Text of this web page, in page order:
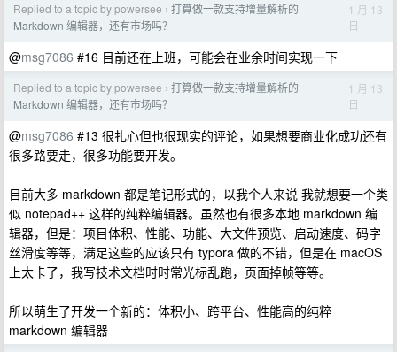
Replied to a topic by powersee › 打算做一款支持增量解析的
Markdown 编辑器，还有市场吗？
1 月 13
日
@msg7086 #16 目前还在上班，可能会在业余时间实现一下
Replied to a topic by powersee › 打算做一款支持增量解析的
Markdown 编辑器，还有市场吗？
1 月 13
日
@msg7086 #13 很扎心但也很现实的评论，如果想要商业化成功还有
很多路要走，很多功能要开发。
目前大多 markdown 都是笔记形式的，以我个人来说 我就想要一个类
似 notepad++ 这样的纯粹编辑器。虽然也有很多本地 markdown 编
辑器，但是：项目体积、性能、功能、大文件预览、启动速度、码字
丝滑度等等，满足这些的应该只有 typora 做的不错，但是在 macOS
上太卡了，我写技术文档时时常光标乱跑，页面掉帧等等。
所以萌生了开发一个新的：体积小、跨平台、性能高的纯粹
markdown 编辑器